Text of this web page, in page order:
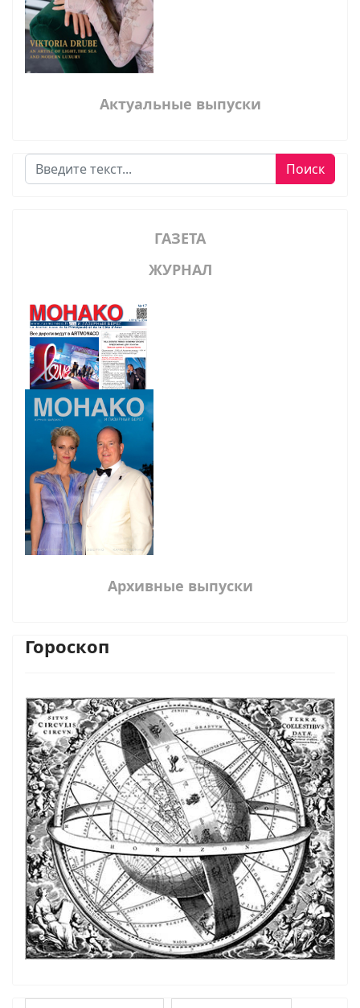
Актуальные выпуски
Поиск Поиск
ГАЗЕТА
ЖУРНАЛ
Архивные выпуски
Гороскоп